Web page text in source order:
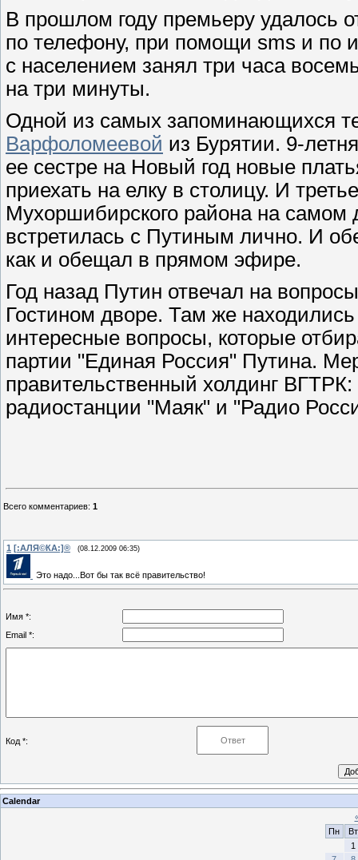
В прошлом году премьеру удалось
по телефону, при помощи sms и по
с населением занял три часа
на три минуты.
Одной из самых запоминающихся
Варфоломеевой из Бурятии. 9-
ее сестре на Новый год новые
приехать на елку в столицу. И
Мухоршибирского района на самом
встретилась с Путиным лично. И
как и обещал в прямом эфире.
Год назад Путин отвечал на
Гостином дворе. Там же
интересные вопросы, которые
партии "Единая Россия" Путина.
правительственный холдинг
радиостанции "Маяк" и "Радио
Всего комментариев: 1
1 [:АЛЯ©КА:]® (08.12.2009 06:35)
Это надо...Вот бы так всё правительство!
Имя *:
Email *:
Код *:
Calendar
Пн
Вт
1